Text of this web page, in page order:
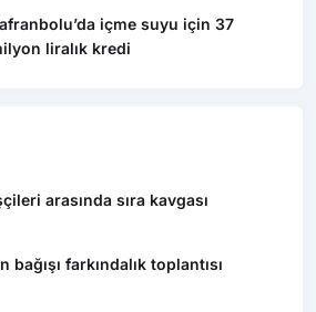
içme suyu için 37
liralık kredi
arasında sıra kavgası
bağışı farkındalık toplantısı